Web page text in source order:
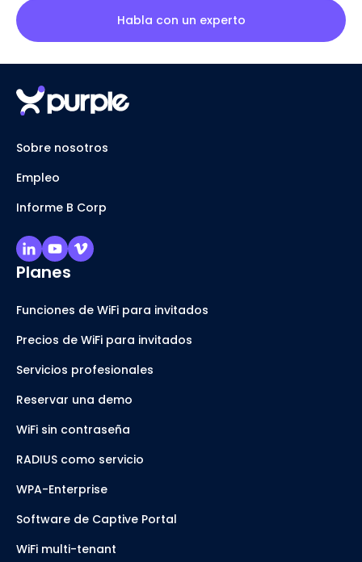
Habla con un experto
Sobre nosotros
Empleo
Informe B Corp
Planes
Funciones de WiFi para invitados
Precios de WiFi para invitados
Servicios profesionales
Reservar una demo
WiFi sin contraseña
RADIUS como servicio
WPA-Enterprise
Software de Captive Portal
WiFi multi-tenant